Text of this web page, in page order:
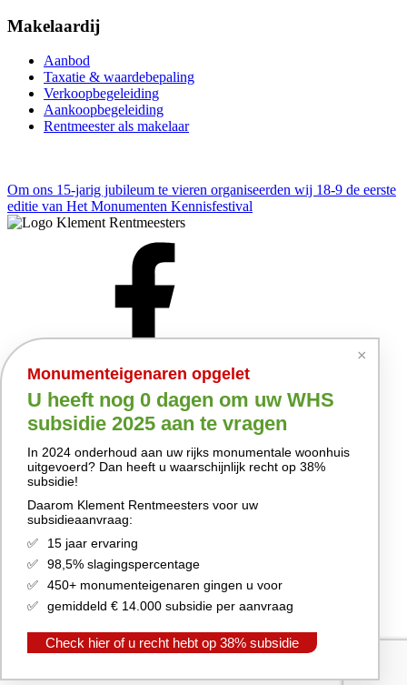
×
Monumenteigenaren opgelet
U heeft nog 0 dagen om uw WHS
subsidie 2025 aan te vragen
In 2024 onderhoud aan uw rijks monumentale woonhuis
uitgevoerd? Dan heeft u waarschijnlijk recht op 38%
subsidie!
Daarom Klement Rentmeesters voor uw
subsidieaanvraag:
15 jaar ervaring
98,5% slagingspercentage
450+ monumenteigenaren gingen u voor
gemiddeld € 14.000 subsidie per aanvraag
Check hier of u recht hebt op 38% subsidie
Makelaardij
Aanbod
Taxatie & waardebepaling
Verkoopbegeleiding
Aankoopbegeleiding
Rentmeester als makelaar
Om ons 15-jarig jubileum te vieren organiseerden wij 18-9 de eerste
editie van Het Monumenten Kennisfestival
© 2026 Klement Rentmeesters